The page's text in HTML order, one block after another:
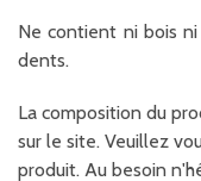
Ne contient ni bois
dents.
La composition du
sur le site. Veuillez
produit. Au besoin